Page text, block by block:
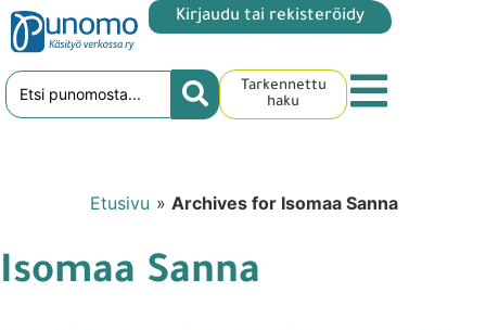
Kirjaudu tai rekisteröidy
Tarkennettu
haku
Etusivu » Archives for Isomaa Sanna
Isomaa Sanna